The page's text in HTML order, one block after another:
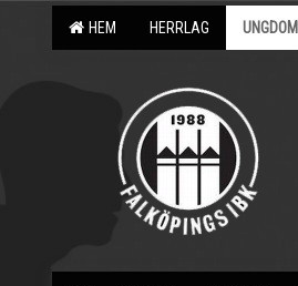
HEM HERRLAG UNGDOM